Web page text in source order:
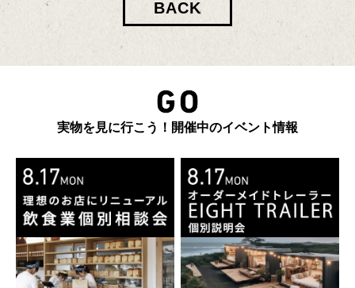
BACK
実物を見に行こう！開催中のイベント情報